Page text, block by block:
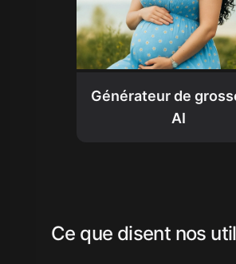
Générateur de
AI
Ce que disent nos